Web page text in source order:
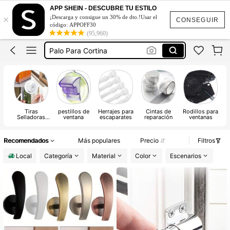
CONSEGUIR
×
APP SHEIN - DESCUBRE TU ESTILO
¡Descarga y consigue un 30% de dto.!Usar el
código: APPOFF30
(95,960)
Cortineros Para Ventanas
Palos Para Cortinas
Palo Para Cortina
Cierre Ventanas
Cortineros Para Ventanas
Tiras
Selladoras
pestillos de
ventana
Herrajes para
escaparates
Cintas de
reparación
Rodillos para
ventanas
Recomendados Más populares Precio
Filtros
Local
Categoría Material Color Escenarios